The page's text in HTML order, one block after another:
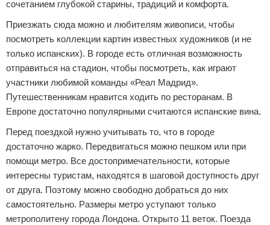
сочетанием глубокой старины, традиций и комфорта.
Приезжать сюда можно и любителям живописи, чтобы
посмотреть коллекции картин известных художников (и не
только испанских). В городе есть отличная возможность
отправиться на стадион, чтобы посмотреть, как играют
участники любимой команды «Реал Мадрид».
Путешественникам нравится ходить по ресторанам. В
Европе достаточно популярными считаются испанские вина.
Перед поездкой нужно учитывать то, что в городе
достаточно жарко. Передвигаться можно пешком или при
помощи метро. Все достопримечательности, которые
интересны туристам, находятся в шаговой доступность друг
от друга. Поэтому можно свободно добраться до них
самостоятельно. Размеры метро уступают только
метрополитену города Лондона. Открыто 11 веток. Поезда